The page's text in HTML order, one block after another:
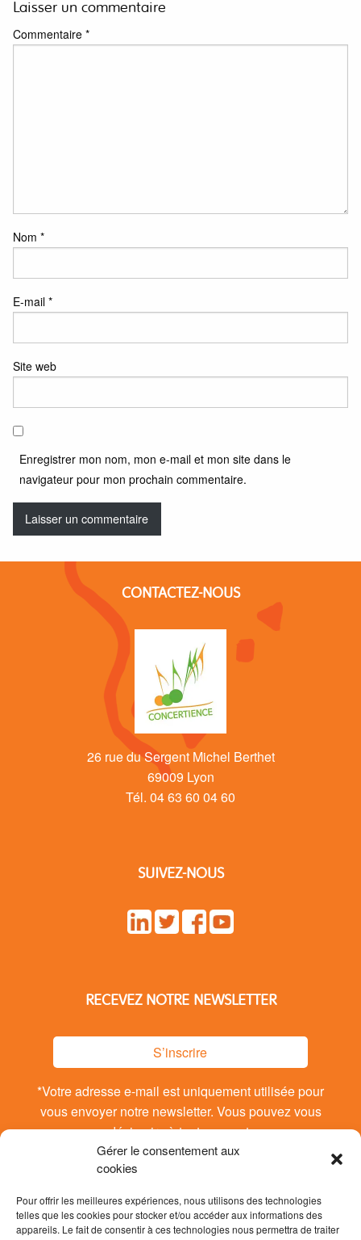
Gérer le consentement aux
cookies
Pour offrir les meilleures expériences, nous utilisons des technologies
telles que les cookies pour stocker et/ou accéder aux informations des
appareils. Le fait de consentir à ces technologies nous permettra de traiter
Laisser un commentaire
Commentaire *
Nom *
E-mail *
Site web
Enregistrer mon nom, mon e-mail et mon site dans le
navigateur pour mon prochain commentaire.
CONTACTEZ-NOUS
26 rue du Sergent Michel Berthet
69009 Lyon
Tél. 04 63 60 04 60
SUIVEZ-NOUS
RECEVEZ NOTRE NEWSLETTER
S’inscrire
*Votre adresse e-mail est uniquement utilisée pour
vous envoyer notre newsletter. Vous pouvez vous
désinsrire à tout moment.